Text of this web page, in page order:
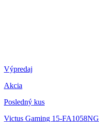
Výpredaj
Akcia
Posledný kus
Victus Gaming 15-FA1058NG